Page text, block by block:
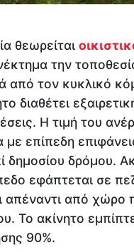
θεωρείται
την
από τον κυκλικό
διαθέτει
Η τιμή του
με επίπεδη
δημοσίου δρόμου.
εφάπτεται σε
απέναντι από χώρο
Το ακίνητο
90%.